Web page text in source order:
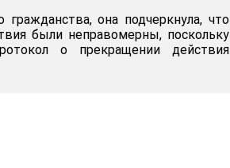
она подчеркнула, что
были неправомерны, поскольку
о прекращении действия